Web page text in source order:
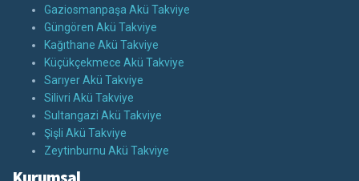
Gaziosmanpaşa Akü Takviye
Güngören Akü Takviye
Kağıthane Akü Takviye
Küçükçekmece Akü Takviye
Sarıyer Akü Takviye
Silivri Akü Takviye
Sultangazi Akü Takviye
Şişli Akü Takviye
Zeytinburnu Akü Takviye